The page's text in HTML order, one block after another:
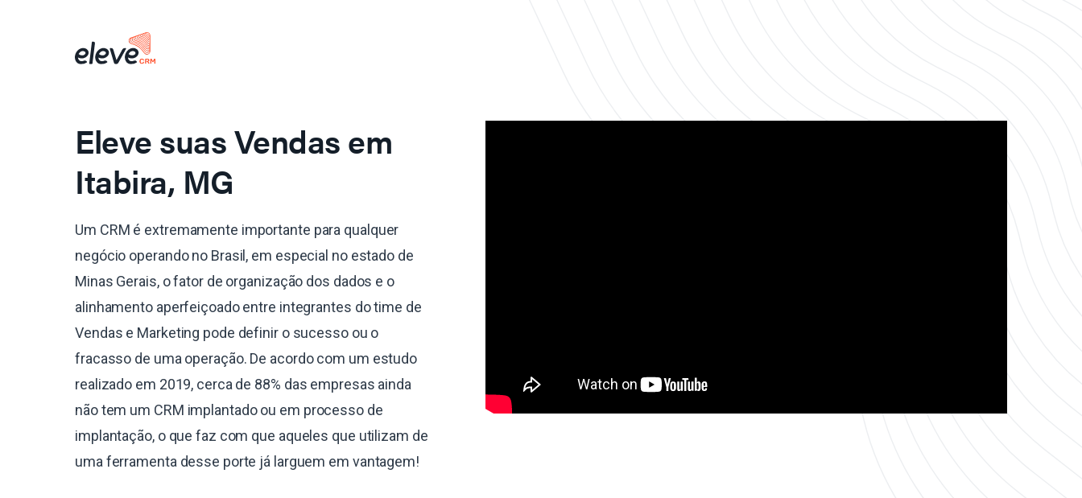
Eleve suas Vendas em
Itabira, MG
Um CRM é extremamente importante para qualquer
negócio operando no Brasil, em especial no estado de
Minas Gerais, o fator de organização dos dados e o
alinhamento aperfeiçoado entre integrantes do time de
Vendas e Marketing pode definir o sucesso ou o
fracasso de uma operação. De acordo com um estudo
realizado em 2019, cerca de 88% das empresas ainda
não tem um CRM implantado ou em processo de
implantação, o que faz com que aqueles que utilizam de
uma ferramenta desse porte já larguem em vantagem!